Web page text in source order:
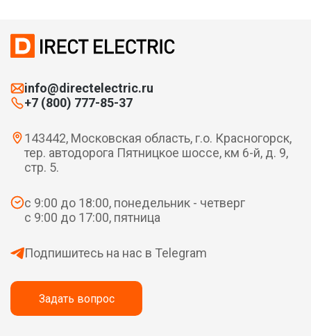
info@directelectric.ru
+7 (800) 777-85-37
143442, Московская область, г.о. Красногорск,
тер. автодорога Пятницкое шоссе, км 6-й, д. 9,
стр. 5.
с 9:00 до 18:00, понедельник - четверг
с 9:00 до 17:00, пятница
Подпишитесь на нас в Telegram
Задать вопрос